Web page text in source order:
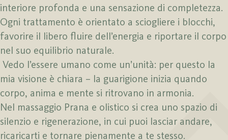
interiore profonda e una sensazione di completezza.
Ogni trattamento è orientato a sciogliere i blocchi,
favorire il libero fluire dell’energia e riportare il corpo
nel suo equilibrio naturale.
Vedo l’essere umano come un’unità: per questo la
mia visione è chiara – la guarigione inizia quando
corpo, anima e mente si ritrovano in armonia.
Nel massaggio Prana e olistico si crea uno spazio di
silenzio e rigenerazione, in cui puoi lasciar andare,
ricaricarti e tornare pienamente a te stesso.